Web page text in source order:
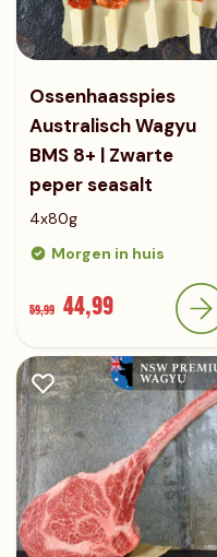
Ossenhaasspies
Australisch Wagyu
BMS 8+ | Zwarte
peper seasalt
4x80g
Morgen in huis
59,99 44,99